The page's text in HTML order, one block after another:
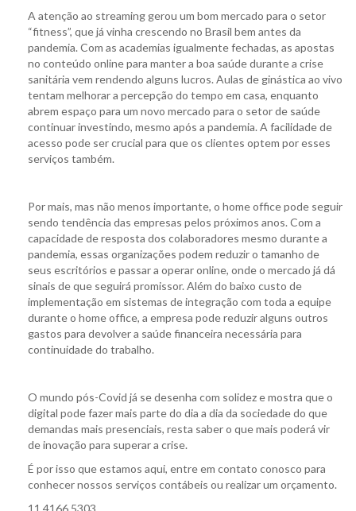
A atenção ao streaming gerou um bom mercado para o setor
“fitness”, que já vinha crescendo no Brasil bem antes da
pandemia. Com as academias igualmente fechadas, as apostas
no conteúdo online para manter a boa saúde durante a crise
sanitária vem rendendo alguns lucros. Aulas de ginástica ao vivo
tentam melhorar a percepção do tempo em casa, enquanto
abrem espaço para um novo mercado para o setor de saúde
continuar investindo, mesmo após a pandemia. A facilidade de
acesso pode ser crucial para que os clientes optem por esses
serviços também.
Por mais, mas não menos importante, o home office pode seguir
sendo tendência das empresas pelos próximos anos. Com a
capacidade de resposta dos colaboradores mesmo durante a
pandemia, essas organizações podem reduzir o tamanho de
seus escritórios e passar a operar online, onde o mercado já dá
sinais de que seguirá promissor. Além do baixo custo de
implementação em sistemas de integração com toda a equipe
durante o home office, a empresa pode reduzir alguns outros
gastos para devolver a saúde financeira necessária para
continuidade do trabalho.
O mundo pós-Covid já se desenha com solidez e mostra que o
digital pode fazer mais parte do dia a dia da sociedade do que
demandas mais presenciais, resta saber o que mais poderá vir
de inovação para superar a crise.
É por isso que estamos aqui, entre em contato conosco para
conhecer nossos serviços contábeis ou realizar um orçamento.
11 4166 5303